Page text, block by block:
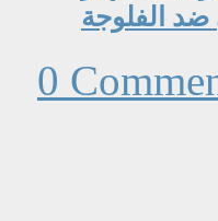
ضد الفلوجة
0